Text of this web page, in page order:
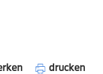
drucken